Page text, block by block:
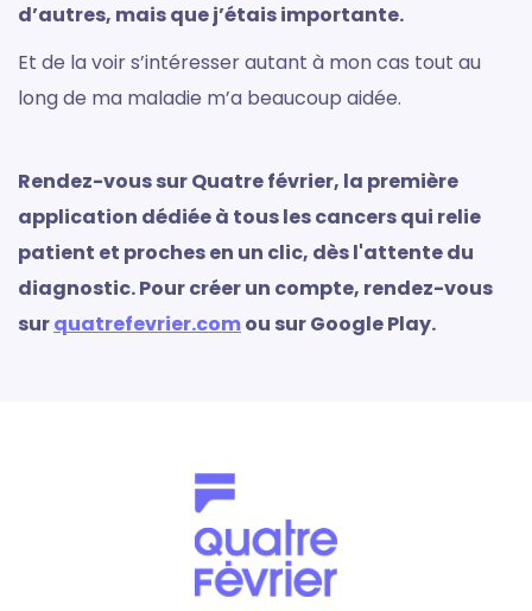
d’autres, mais que j’étais importante.
Et de la voir s’intéresser autant à mon cas tout au
long de ma maladie m’a beaucoup aidée.
Rendez-vous sur Quatre février, la première
application dédiée à tous les cancers qui relie
patient et proches en un clic, dès l'attente du
diagnostic. Pour créer un compte, rendez-vous
surquatrefevrier.comou sur Google Play.